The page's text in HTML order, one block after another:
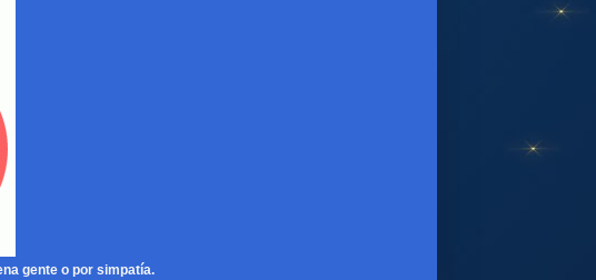
gente o por simpatía.